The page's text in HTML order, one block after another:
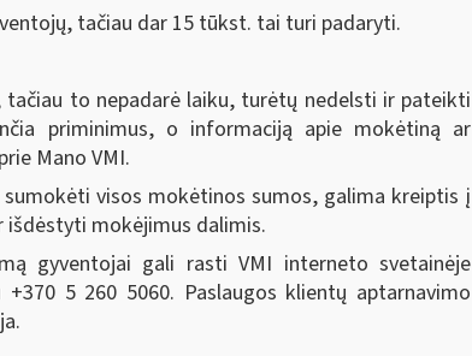
tačiau dar 15 tūkst. tai turi padaryti.
to nepadarė laiku, turėtų nedelsti ir pateikti
priminimus, o informaciją apie mokėtiną ar
Mano VMI.
visos mokėtinos sumos, galima kreiptis į
išdėstyti mokėjimus dalimis.
gyventojai gali rasti VMI interneto svetainėje
5 260 5060. Paslaugos klientų aptarnavimo